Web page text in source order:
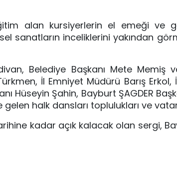
alan kursiyerlerin el emeği ve
sanatların inceliklerini yakından
Belediye Başkanı Mete Memiş
İl Emniyet Müdürü Barış
Hüseyin Şahin, Bayburt ŞAGDER
halk dansları toplulukları ve
kadar açık kalacak olan sergi,